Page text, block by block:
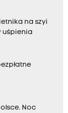
na szyi
uśpienia
Noc